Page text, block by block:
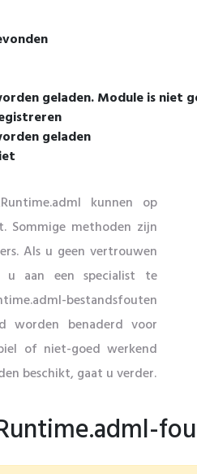
geladen. Module is niet
geladen
kunnen op
Sommige methoden zijn
Als u geen vertrouwen
aan een specialist te
bestandsfouten
worden benaderd voor
of niet-goed werkend
beschikt, gaat u verder.